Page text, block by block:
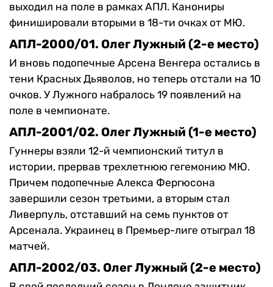
выходил на поле в рамках АПЛ. Канониры
финишировали вторыми в 18-ти очках от МЮ.
АПЛ-2000/01. Олег Лужный (2-е место)
И вновь подопечные Арсена Венгера остались в
тени Красных Дьяволов, но теперь отстали на 10
очков. У Лужного набралось 19 появлений на
поле в чемпионате.
АПЛ-2001/02. Олег Лужный (1-е место)
Гуннеры взяли 12-й чемпионский титул в
истории, прервав трехлетнюю гегемонию МЮ.
Причем подопечные Алекса Фергюсона
завершили сезон третьими, а вторым стал
Ливерпуль, отставший на семь пунктов от
Арсенала. Украинец в Премьер-лиге отыграл 18
матчей.
АПЛ-2002/03. Олег Лужный (2-е место)